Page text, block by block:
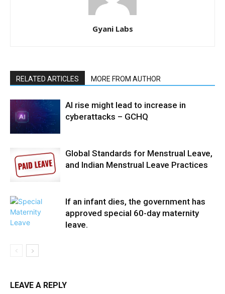
Gyani Labs
RELATED ARTICLES MORE FROM AUTHOR
AI rise might lead to increase in
cyberattacks – GCHQ
Global Standards for Menstrual Leave,
and Indian Menstrual Leave Practices
If an infant dies, the government has
approved special 60-day maternity
leave.
LEAVE A REPLY